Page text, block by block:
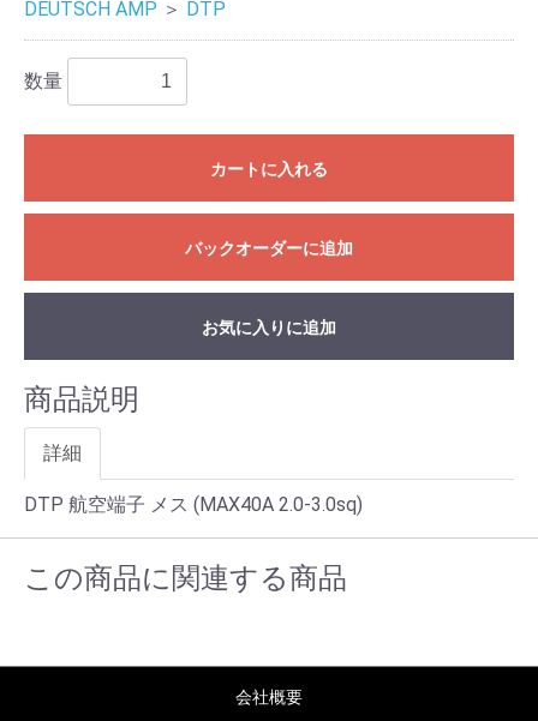
DEUTSCH AMP ＞ DTP
数量
カートに入れる
バックオーダーに追加
お気に入りに追加
商品説明
詳細
DTP 航空端子 メス (MAX40A 2.0-3.0sq)
この商品に関連する商品
会社概要